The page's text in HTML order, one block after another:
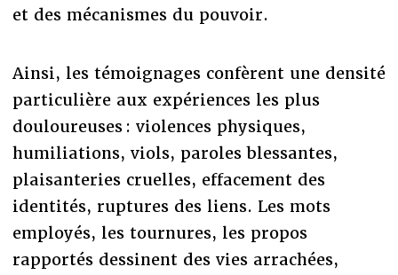
et des mécanismes du pouvoir.
Ainsi, les témoignages confèrent une densité
particulière aux expériences les plus
douloureuses : violences physiques,
humiliations, viols, paroles blessantes,
plaisanteries cruelles, effacement des
identités, ruptures des liens. Les mots
employés, les tournures, les propos
rapportés dessinent des vies arrachées,